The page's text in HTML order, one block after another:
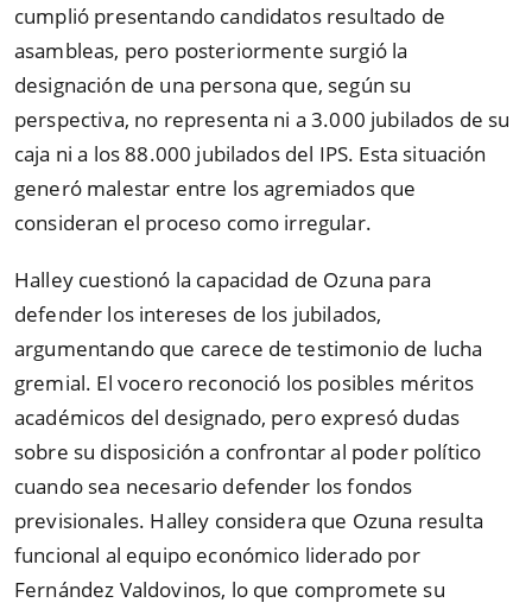
cumplió presentando candidatos resultado de
asambleas, pero posteriormente surgió la
designación de una persona que, según su
perspectiva, no representa ni a 3.000 jubilados de su
caja ni a los 88.000 jubilados del IPS. Esta situación
generó malestar entre los agremiados que
consideran el proceso como irregular.
Halley cuestionó la capacidad de Ozuna para
defender los intereses de los jubilados,
argumentando que carece de testimonio de lucha
gremial. El vocero reconoció los posibles méritos
académicos del designado, pero expresó dudas
sobre su disposición a confrontar al poder político
cuando sea necesario defender los fondos
previsionales. Halley considera que Ozuna resulta
funcional al equipo económico liderado por
Fernández Valdovinos, lo que compromete su